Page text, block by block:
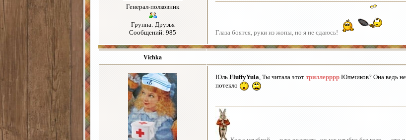
Генерал-полковник
Группа: Друзья
Сообщений: 985
Глаза боятся, руки из жопы, но я не сдаюсь!
Vichka
Юль FluffyYula, Ты читала этот триллерррр Юльчиков? Она ведь
потекло